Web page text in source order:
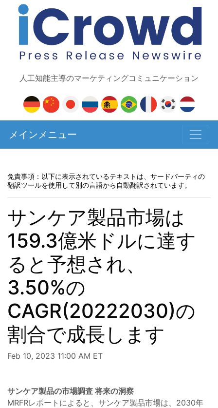
人工知能主導のマーケティングコミュニケーション
メインメニュー
免責事項：以下に表示されているテキストは、サードパーティの
翻訳ツールを使用して別の言語から自動翻訳されています。
サンケア製品市場は
159.3億米ドルに達す
ると予想され、
3.50%の
CAGR(20222030)の
割合で成長します
Feb 10, 2023 11:00 AM ET
サンケア製品の市場調査 将来の洞察
MRFRレポートによると、サンケア製品市場は、2030年